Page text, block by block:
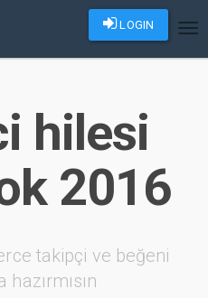
LOGIN
hilesi
2016
takipçi ve beğeni